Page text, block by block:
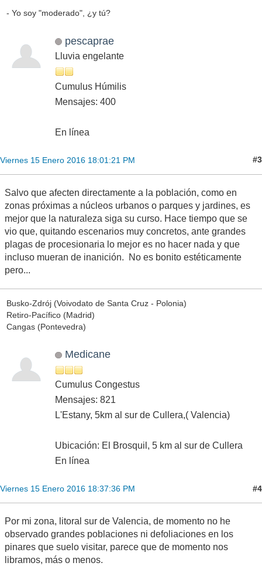
- Yo soy "moderado", ¿y tú?
pescaprae
Lluvia engelante
Cumulus Húmilis
Mensajes: 400
En línea
Viernes 15 Enero 2016 18:01:21 PM #3
Salvo que afecten directamente a la población, como en
zonas próximas a núcleos urbanos o parques y jardines, es
mejor que la naturaleza siga su curso. Hace tiempo que se
vio que, quitando escenarios muy concretos, ante grandes
plagas de procesionaria lo mejor es no hacer nada y que
incluso mueran de inanición. No es bonito estéticamente
pero...
Busko-Zdrój (Voivodato de Santa Cruz - Polonia)
Retiro-Pacífico (Madrid)
Cangas (Pontevedra)
Medicane
Cumulus Congestus
Mensajes: 821
L'Estany, 5km al sur de Cullera,( Valencia)
Ubicación: El Brosquil, 5 km al sur de Cullera
En línea
Viernes 15 Enero 2016 18:37:36 PM #4
Por mi zona, litoral sur de Valencia, de momento no he
observado grandes poblaciones ni defoliaciones en los
pinares que suelo visitar, parece que de momento nos
libramos, más o menos.